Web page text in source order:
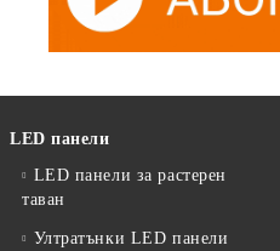
LED панели
LED панели за растерен
таван
Ултратънки LED панели